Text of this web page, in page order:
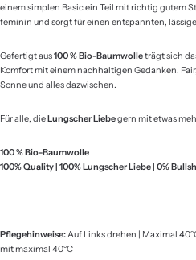
einem simplen Basic ein Teil mit richtig gutem
feminin und sorgt für einen entspannten,
Gefertigt aus100 % Bio-Baumwolleträgt sich
Komfort mit einem nachhaltigen Gedanken.
Sonne und alles dazwischen.
Für alle, dieLungscher Liebegern mit etwas
100 % Bio-Baumwolle
100% Quality | 100% Lungscher Liebe | 0%
Pflegehinweise: Auf Links drehen | Maximal
mit maximal 40°C